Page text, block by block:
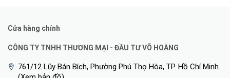
Cửa hàng chính
CÔNG TY TNHH THƯƠNG MẠI - ĐẦU TƯ VÕ HOÀNG
761/12 Lũy Bán Bích, Phường Phú Thọ Hòa, TP. Hồ Chí Minh